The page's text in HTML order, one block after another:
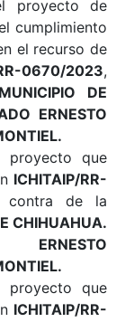
proyecto de
cumplimiento
el recurso de
2023,
MUNICIPIO DE
ERNESTO
proyecto que
ICHITAIP/RR-
contra de la
CHIHUAHUA.
ERNESTO
proyecto que
ICHITAIP/RR-